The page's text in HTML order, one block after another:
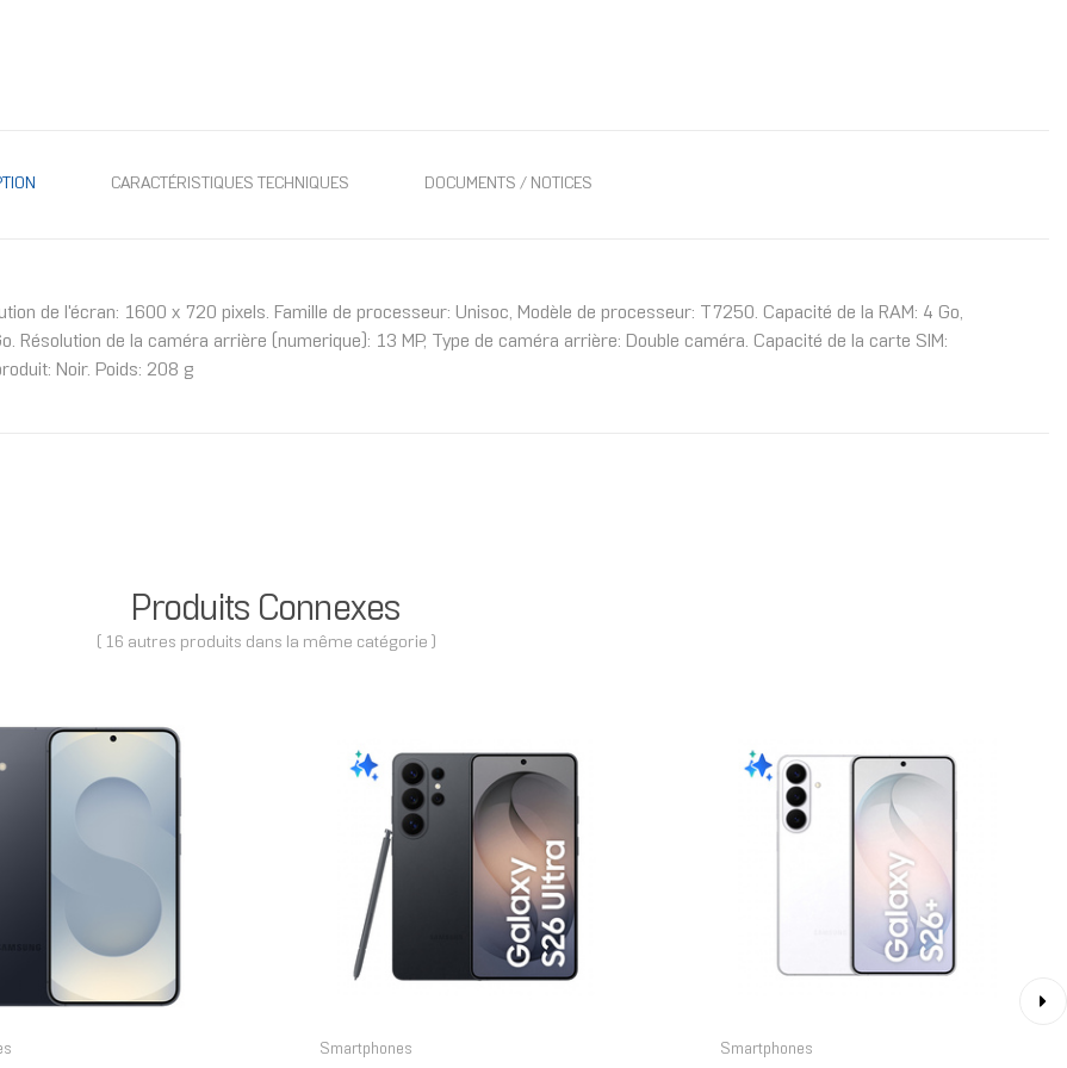
CARACTÉRISTIQUES TECHNIQUES DOCUMENTS / NOTICES
de l'écran: 1600 x 720 pixels. Famille de processeur: Unisoc, Modèle de processeur: T7250. Capacité de la RAM: 4 Go,
Résolution de la caméra arrière (numerique): 13 MP, Type de caméra arrière: Double caméra. Capacité de la carte SIM:
Noir. Poids: 208 g
Produits Connexes
( 16 autres produits dans la même catégorie )
Smartphones Smartphones